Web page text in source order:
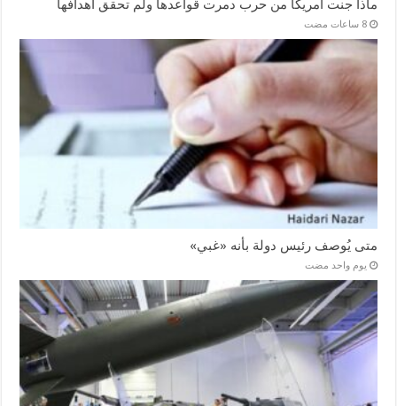
ماذا جنت أمريكا من حرب دمرت قواعدها ولم تحقق اهدافها
‏8 ساعات مضت
متى يُوصف رئيس دولة بأنه «غبي»
‏يوم واحد مضت